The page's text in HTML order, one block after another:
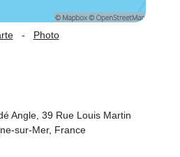
- Photo
Angle, 39 Rue Louis Martin
sur-Mer, France